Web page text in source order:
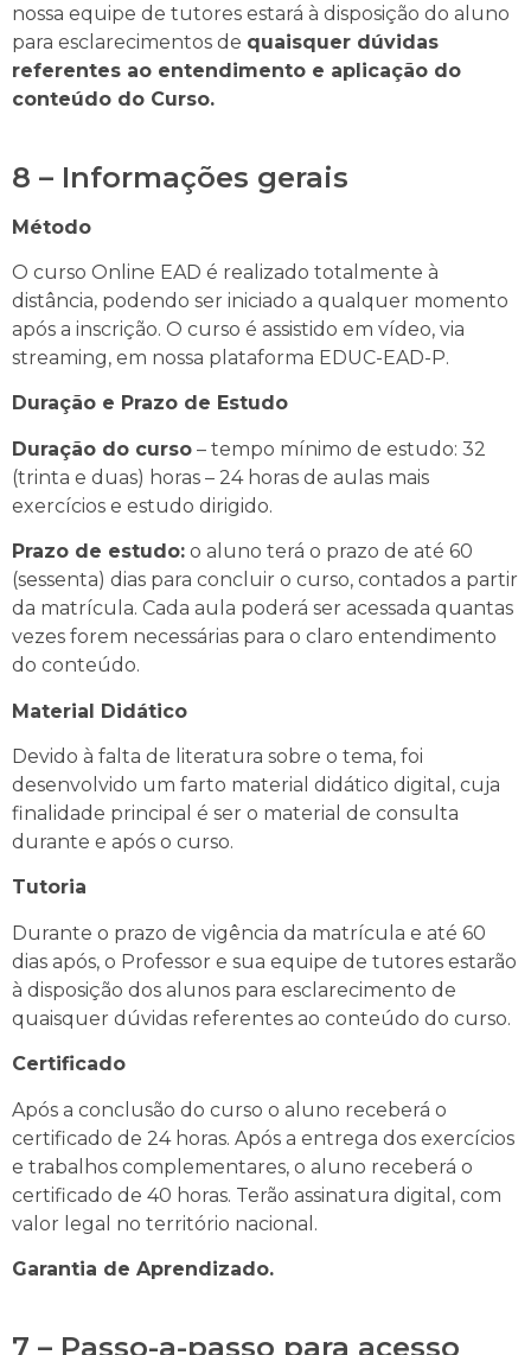
nossa equipe de tutores estará à disposição do aluno
para esclarecimentos de quaisquer dúvidas
referentes ao entendimento e aplicação do
conteúdo do Curso.
8 – Informações gerais
Método
O curso Online EAD é realizado totalmente à
distância, podendo ser iniciado a qualquer momento
após a inscrição. O curso é assistido em vídeo, via
streaming, em nossa plataforma EDUC-EAD-P.
Duração e Prazo de Estudo
Duração do curso – tempo mínimo de estudo: 32
(trinta e duas) horas – 24 horas de aulas mais
exercícios e estudo dirigido.
Prazo de estudo: o aluno terá o prazo de até 60
(sessenta) dias para concluir o curso, contados a partir
da matrícula. Cada aula poderá ser acessada quantas
vezes forem necessárias para o claro entendimento
do conteúdo.
Material Didático
Devido à falta de literatura sobre o tema, foi
desenvolvido um farto material didático digital, cuja
finalidade principal é ser o material de consulta
durante e após o curso.
Tutoria
Durante o prazo de vigência da matrícula e até 60
dias após, o Professor e sua equipe de tutores estarão
à disposição dos alunos para esclarecimento de
quaisquer dúvidas referentes ao conteúdo do curso.
Certificado
Após a conclusão do curso o aluno receberá o
certificado de 24 horas. Após a entrega dos exercícios
e trabalhos complementares, o aluno receberá o
certificado de 40 horas. Terão assinatura digital, com
valor legal no território nacional.
Garantia de Aprendizado.
7 – Passo-a-passo para acesso